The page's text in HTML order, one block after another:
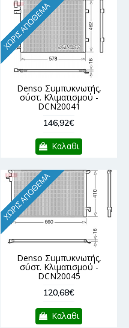
ΧΩΡΊΣ ΑΠΌΘΕΜΑ
Denso Συμπυκνωτής,
σύστ. Κλιματισμού -
DCN20041
146,92€
Καλαθι
ΧΩΡΊΣ ΑΠΌΘΕΜΑ
Denso Συμπυκνωτής,
σύστ. Κλιματισμού -
DCN20045
120,68€
Καλαθι